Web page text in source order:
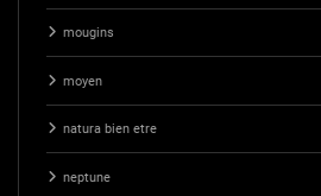
mougins
moyen
natura bien etre
neptune